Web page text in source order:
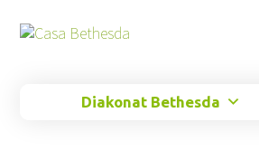
zum
Diakonat Bethesda